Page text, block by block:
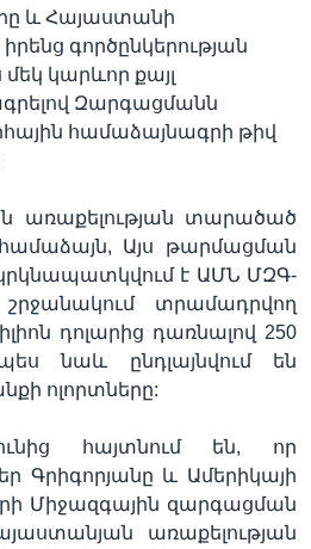
և Հայաստանի
գործընկերության
կարևոր քայլ
Զարգացմանն
համաձայնագրի թիվ
առաքելության տարածած
Այս թարմացման
է ԱՄՆ ՄԶԳ-
տրամադրվող
դոլարից դառնալով 250
նաև ընդլայնվում են
ոլորտները:
հայտնում են, որ
Գրիգորյանը և Ամերիկայի
Միջազգային զարգացման
առաքելության